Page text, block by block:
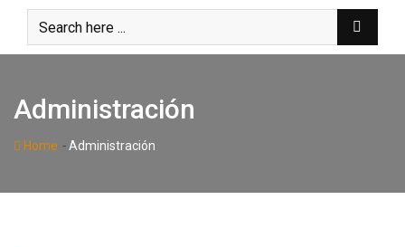
content
Administración
Home -Administración